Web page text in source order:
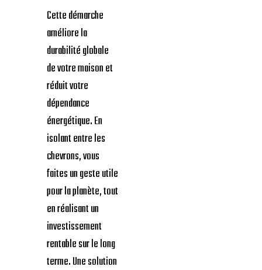
Cette démarche
améliore la
durabilité globale
de votre maison et
réduit votre
dépendance
énergétique. En
isolant entre les
chevrons, vous
faites un geste utile
pour la planète, tout
en réalisant un
investissement
rentable sur le long
terme. Une solution